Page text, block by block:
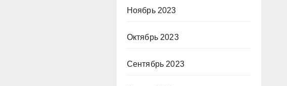
Ноябрь 2023
Октябрь 2023
Сентябрь 2023